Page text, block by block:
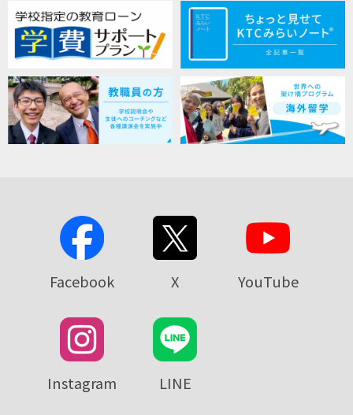
Facebook X YouTube
Instagram LINE